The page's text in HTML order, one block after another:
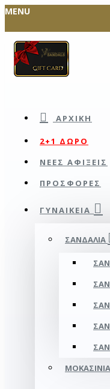
MENU
ΑΡΧΙΚΉ
2+1 ΔΩΡΟ
ΝΕΕΣ ΑΦΙΞΕΙΣ
ΠΡΟΣΦΟΡΕΣ
ΓΥΝΑΙΚΕΊΑ
ΣΑΝΔΆΛΙΑ
ΜΟΚΑΣΊΝΙΑ